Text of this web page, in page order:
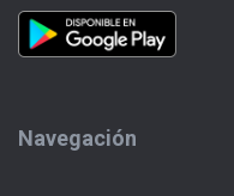
Navegación